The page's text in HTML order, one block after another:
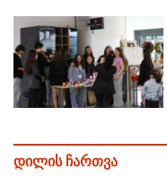
დილის ჩართვა